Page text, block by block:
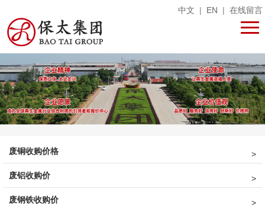
中文 | EN | 在线留言
废铜收购价格
废铝收购价
废钢铁收购价